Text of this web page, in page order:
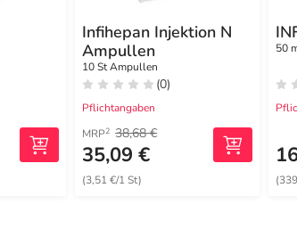
Infihepan Injektion N
Ampullen
10 St Ampullen
(0)
Pflichtangaben
MRP2 38,68 €
35,09 €
(3,51 €/1 St)
50